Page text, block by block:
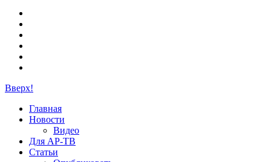
Вверх!
Главная
Новости
Видео
Для АР-ТВ
Статьи